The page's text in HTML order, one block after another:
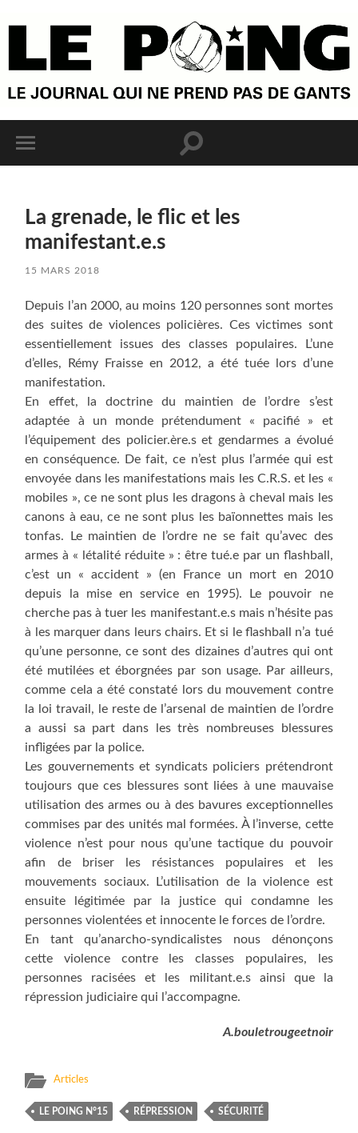
La grenade, le flic et les
manifestant.e.s
15 MARS 2018
Depuis l’an 2000, au moins 120 personnes sont mortes
des suites de violences policières. Ces victimes sont
essentiellement issues des classes populaires. L’une
d’elles, Rémy Fraisse en 2012, a été tuée lors d’une
manifestation.
En effet, la doctrine du maintien de l’ordre s’est
adaptée à un monde prétendument « pacifié » et
l’équipement des policier.ère.s et gendarmes a évolué
en conséquence. De fait, ce n’est plus l’armée qui est
envoyée dans les manifestations mais les C.R.S. et les «
mobiles », ce ne sont plus les dragons à cheval mais les
canons à eau, ce ne sont plus les baïonnettes mais les
tonfas. Le maintien de l’ordre ne se fait qu’avec des
armes à « létalité réduite » : être tué.e par un flashball,
c’est un « accident » (en France un mort en 2010
depuis la mise en service en 1995). Le pouvoir ne
cherche pas à tuer les manifestant.e.s mais n’hésite pas
à les marquer dans leurs chairs. Et si le flashball n’a tué
qu’une personne, ce sont des dizaines d’autres qui ont
été mutilées et éborgnées par son usage. Par ailleurs,
comme cela a été constaté lors du mouvement contre
la loi travail, le reste de l’arsenal de maintien de l’ordre
a aussi sa part dans les très nombreuses blessures
infligées par la police.
Les gouvernements et syndicats policiers prétendront
toujours que ces blessures sont liées à une mauvaise
utilisation des armes ou à des bavures exceptionnelles
commises par des unités mal formées. À l’inverse, cette
violence n’est pour nous qu’une tactique du pouvoir
afin de briser les résistances populaires et les
mouvements sociaux. L’utilisation de la violence est
ensuite légitimée par la justice qui condamne les
personnes violentées et innocente le forces de l’ordre.
En tant qu’anarcho-syndicalistes nous dénonçons
cette violence contre les classes populaires, les
personnes racisées et les militant.e.s ainsi que la
répression judiciaire qui l’accompagne.
A.bouletrougeetnoir
Articles
LE POING N°15 RÉPRESSION SÉCURITÉ